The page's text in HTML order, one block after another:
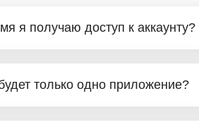
я получаю доступ к аккаунту?
только одно приложение?